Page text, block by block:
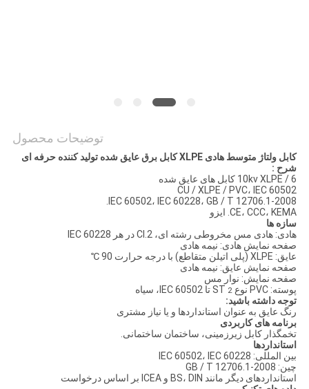
نقشه
سایت
سیاست
حفظ
حریم
خصوصی
توضیحات محصول
کابل ولتاژ متوسط ​​هادی XLPE کابل برق عایق شده تولید کننده حرفه ای
شرح :
6 / 10kv XLPE کابل های عایق شده
CU / XLPE / PVC، IEC 60502
IEC 60502، IEC 60228، GB / T 12706.1-2008.
CE، CCC، KEMA. ایزو
سازه ها
هادی: هادی مس مخروطی رشته ای، Cl.2 در هر IEC 60228
صفحه نمایش هادی: نیمه هادی
عایق: XLPE (پلی اتیلن متقاطع) با درجه حرارت 90 ℃
صفحه نمایش عایق: نیمه هادی
صفحه نمایش: نوار مس
پوسته: PVC نوع ST
2
تا IEC 60502، سیاه
توجه داشته باشید:
رنگ عایق به عنوان استانداردها و یا نیاز مشتری
برنامه های کاربردی
تخمگذار کابل زیرزمینی، ساختمان ساختمانی.
استانداردها
بین المللی: IEC 60502، IEC 60228
چین: GB / T 12706.1-2008
استانداردهای دیگر مانند BS، DIN و ICEA بر اساس درخواست